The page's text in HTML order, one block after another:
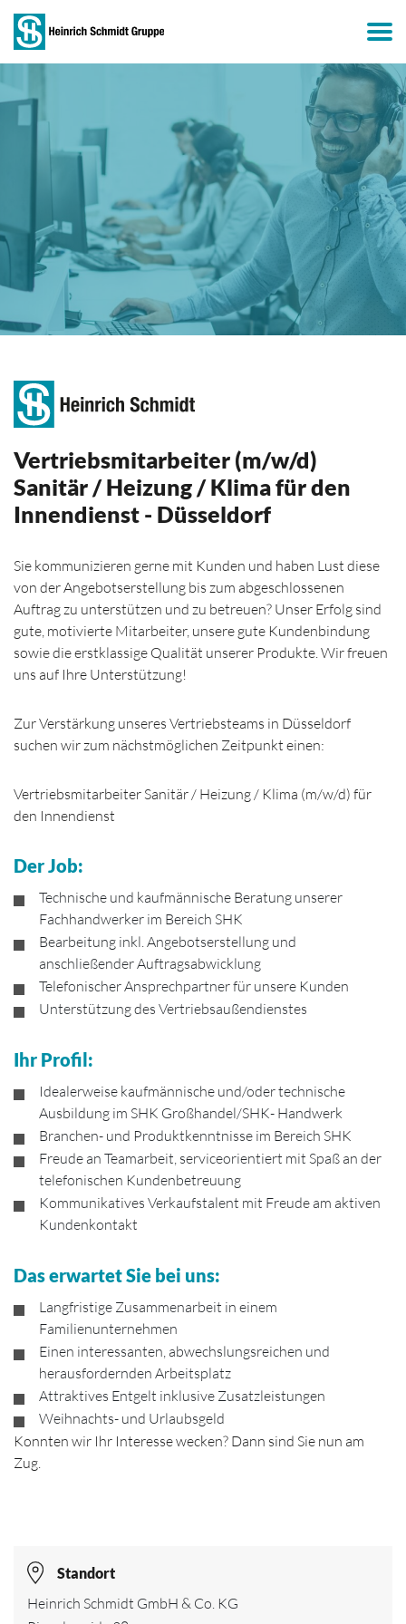
Vertriebsmitarbeiter (m/w/d)
Sanitär / Heizung / Klima für den
Innendienst - Düsseldorf
Sie kommunizieren gerne mit Kunden und haben Lust diese
von der Angebotserstellung bis zum abgeschlossenen
Auftrag zu unterstützen und zu betreuen? Unser Erfolg sind
gute, motivierte Mitarbeiter, unsere gute Kundenbindung
sowie die erstklassige Qualität unserer Produkte. Wir freuen
uns auf Ihre Unterstützung!
Zur Verstärkung unseres Vertriebsteams in Düsseldorf
suchen wir zum nächstmöglichen Zeitpunkt einen:
Vertriebsmitarbeiter Sanitär / Heizung / Klima (m/w/d) für
den Innendienst
Der Job:
Technische und kaufmännische Beratung unserer
Fachhandwerker im Bereich SHK
Bearbeitung inkl. Angebotserstellung und
anschließender Auftragsabwicklung
Telefonischer Ansprechpartner für unsere Kunden
Unterstützung des Vertriebsaußendienstes
Ihr Profil:
Idealerweise kaufmännische und/oder technische
Ausbildung im SHK Großhandel/SHK- Handwerk
Branchen- und Produktkenntnisse im Bereich SHK
Freude an Teamarbeit, serviceorientiert mit Spaß an der
telefonischen Kundenbetreuung
Kommunikatives Verkaufstalent mit Freude am aktiven
Kundenkontakt
Das erwartet Sie bei uns:
Langfristige Zusammenarbeit in einem
Familienunternehmen
Einen interessanten, abwechslungsreichen und
herausfordernden Arbeitsplatz
Attraktives Entgelt inklusive Zusatzleistungen
Weihnachts- und Urlaubsgeld
Konnten wir Ihr Interesse wecken? Dann sind Sie nun am
Zug.
Standort
Heinrich Schmidt GmbH & Co. KG